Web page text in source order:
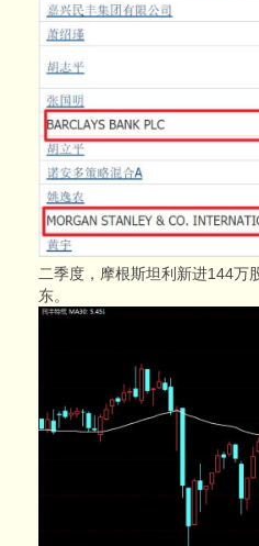
二季度，摩根斯坦利新进144万
东。